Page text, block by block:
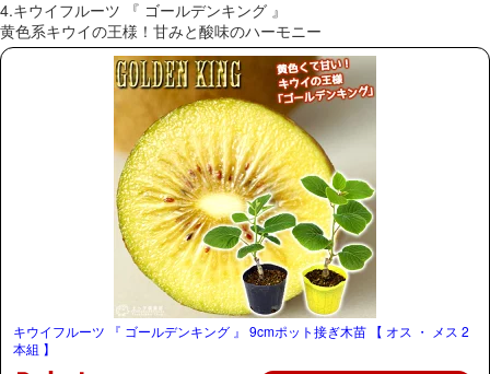
4.キウイフルーツ 『 ゴールデンキング 』
黄色系キウイの王様！甘みと酸味のハーモニー
キウイフルーツ 『 ゴールデンキング 』 9cmポット接ぎ木苗 【 オス ・ メス 2
本組 】